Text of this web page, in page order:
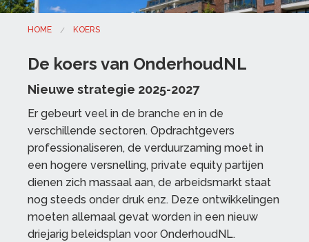
HOME KOERS
De koers van OnderhoudNL
Nieuwe strategie 2025-2027
Er gebeurt veel in de branche en in de
verschillende sectoren. Opdrachtgevers
professionaliseren, de verduurzaming moet in
een hogere versnelling, private equity partijen
dienen zich massaal aan, de arbeidsmarkt staat
nog steeds onder druk enz. Deze ontwikkelingen
moeten allemaal gevat worden in een nieuw
driejarig beleidsplan voor OnderhoudNL.